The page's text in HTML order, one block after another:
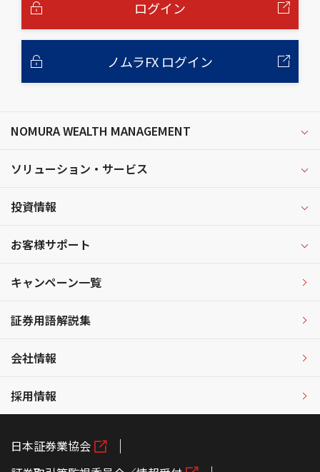
ログイン
ノムラFX ログイン
NOMURA WEALTH MANAGEMENT
ソリューション・サービス
投資情報
お客様サポート
キャンペーン一覧
証券用語解説集
会社情報
採用情報
日本証券業協会